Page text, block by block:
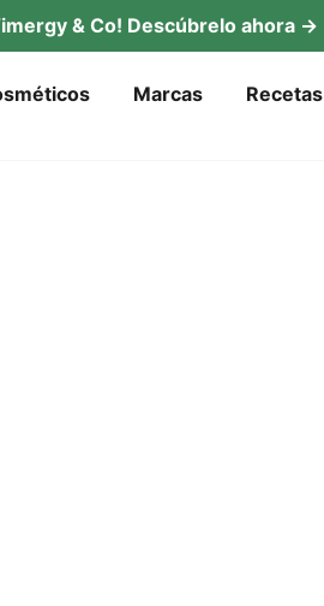
& Co! Descú­b­re­lo ahora →
Mar­cas
Rece­tas